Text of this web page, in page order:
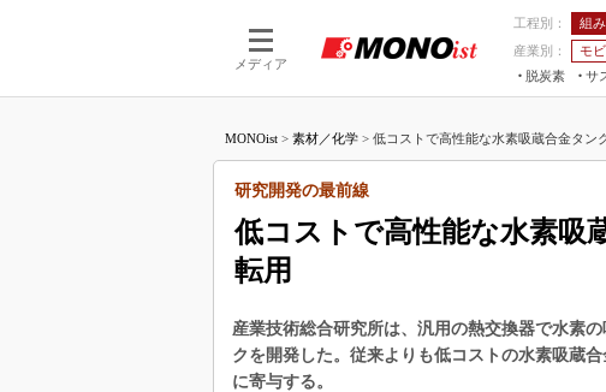
メディア
工程別： 組
産業別：
モ
脱炭素
サ
つながる工場AI×設備保全
MONOist > 素材／化学 > 低コストで高性能な水素吸蔵合金タン
低コストで高性能な水素
転用
研究開発の最前線
産業技術総合研究所は、汎用の熱交換器で水素
クを開発した。従来よりも低コストの水素吸蔵
に寄与する。